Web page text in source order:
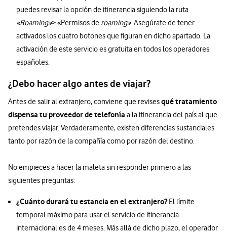
puedes revisar la opción de itinerancia siguiendo la ruta
«Roaming»> «Permisos de roaming». Asegúrate de tener
activados los cuatro botones que figuran en dicho apartado. La
activación de este servicio es gratuita en todos los operadores
españoles.
¿Debo hacer algo antes de viajar?
Antes de salir al extranjero, conviene que revisesqué tratamiento
dispensa tu proveedor de telefonía a la itinerancia del país al que
pretendes viajar. Verdaderamente, existen diferencias sustanciales
tanto por razón de la compañía como por razón del destino.
No empieces a hacer la maleta sin responder primero a las
siguientes preguntas:
¿Cuánto durará tu estancia en el extranjero?El límite
temporal máximo para usar el servicio de itinerancia
internacional es de 4 meses. Más allá de dicho plazo, el operador